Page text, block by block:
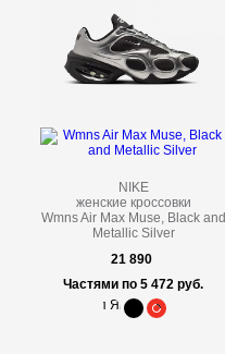
NIKE
женские кроссовки
Wmns Air Max Muse, Black and
Metallic Silver
21 890
Частями по 5 472 руб.